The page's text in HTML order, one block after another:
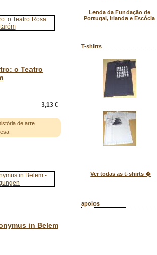
Lenda da Fundação de
Portugal, Irlanda e Escócia
T-shirts
Ver todas as t-shirts �
apoios
o Teatro
3,13 €
de arte
in Belem